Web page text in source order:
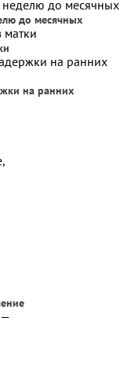
до месячных
на ранних